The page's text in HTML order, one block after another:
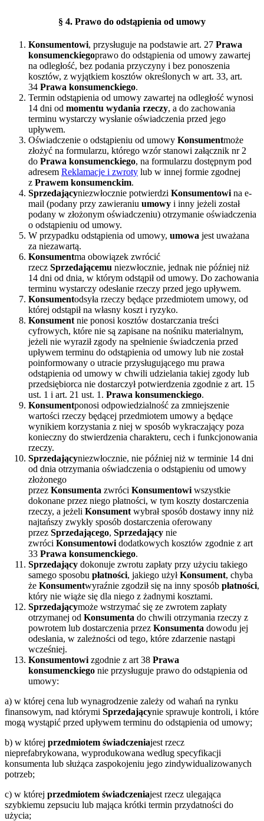
§ 4. Prawo do odstąpienia od umowy
Konsumentowi, przysługuje na podstawie art. 27 Prawa
konsumenckiegoprawo do odstąpienia od umowy zawartej
na odległość, bez podania przyczyny i bez ponoszenia
kosztów, z wyjątkiem kosztów określonych w art. 33, art.
34 Prawa konsumenckiego.
Termin odstąpienia od umowy zawartej na odległość wynosi
14 dni od momentu wydania rzeczy, a do zachowania
terminu wystarczy wysłanie oświadczenia przed jego
upływem.
Oświadczenie o odstąpieniu od umowy Konsumentmoże
złożyć na formularzu, którego wzór stanowi załącznik nr 2
do Prawa konsumenckiego, na formularzu dostępnym pod
adresem Reklamacje i zwroty lub w innej formie zgodnej
z Prawem konsumenckim.
Sprzedającyniezwłocznie potwierdzi Konsumentowi na e-
mail (podany przy zawieraniu umowy i inny jeżeli został
podany w złożonym oświadczeniu) otrzymanie oświadczenia
o odstąpieniu od umowy.
W przypadku odstąpienia od umowy, umowa jest uważana
za niezawartą.
Konsumentma obowiązek zwrócić
rzecz Sprzedającemu niezwłocznie, jednak nie później niż
14 dni od dnia, w którym odstąpił od umowy. Do zachowania
terminu wystarczy odesłanie rzeczy przed jego upływem.
Konsumentodsyła rzeczy będące przedmiotem umowy, od
której odstąpił na własny koszt i ryzyko.
Konsument nie ponosi kosztów dostarczania treści
cyfrowych, które nie są zapisane na nośniku materialnym,
jeżeli nie wyraził zgody na spełnienie świadczenia przed
upływem terminu do odstąpienia od umowy lub nie został
poinformowany o utracie przysługującego mu prawa
odstąpienia od umowy w chwili udzielania takiej zgody lub
przedsiębiorca nie dostarczył potwierdzenia zgodnie z art. 15
ust. 1 i art. 21 ust. 1. Prawa konsumenckiego.
Konsumentponosi odpowiedzialność za zmniejszenie
wartości rzeczy będącej przedmiotem umowy a będące
wynikiem korzystania z niej w sposób wykraczający poza
konieczny do stwierdzenia charakteru, cech i funkcjonowania
rzeczy.
Sprzedającyniezwłocznie, nie później niż w terminie 14 dni
od dnia otrzymania oświadczenia o odstąpieniu od umowy
złożonego
przez Konsumenta zwróci Konsumentowi wszystkie
dokonane przez niego płatności, w tym koszty dostarczenia
rzeczy, a jeżeli Konsument wybrał sposób dostawy inny niż
najtańszy zwykły sposób dostarczenia oferowany
przez Sprzedającego, Sprzedający nie
zwróci Konsumentowi dodatkowych kosztów zgodnie z art
33 Prawa konsumenckiego.
Sprzedający dokonuje zwrotu zapłaty przy użyciu takiego
samego sposobu płatności, jakiego użyłKonsument, chyba
że Konsumentwyraźnie zgodził się na inny sposób płatności,
który nie wiąże się dla niego z żadnymi kosztami.
Sprzedającymoże wstrzymać się ze zwrotem zapłaty
otrzymanej od Konsumenta do chwili otrzymania rzeczy z
powrotem lub dostarczenia przez Konsumenta dowodu jej
odesłania, w zależności od tego, które zdarzenie nastąpi
wcześniej.
Konsumentowi zgodnie z art 38 Prawa
konsumenckiego nie przysługuje prawo do odstąpienia od
umowy:
a) w której cena lub wynagrodzenie zależy od wahań na rynku
finansowym, nad którymi Sprzedającynie sprawuje kontroli, i które
mogą wystąpić przed upływem terminu do odstąpienia od umowy;
b) w której przedmiotem świadczeniajest rzecz
nieprefabrykowana, wyprodukowana według specyfikacji
konsumenta lub służąca zaspokojeniu jego zindywidualizowanych
potrzeb;
c) w której przedmiotem świadczeniajest rzecz ulegająca
szybkiemu zepsuciu lub mająca krótki termin przydatności do
użycia;